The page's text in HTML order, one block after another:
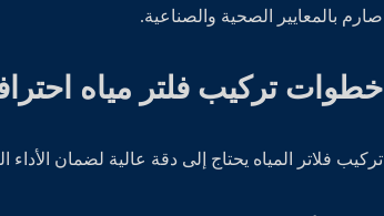
صارم بالمعايير الصحية والصناعية.
خطوات تركيب فلتر مياه
تركيب فلاتر المياه يحتاج إلى دقة عالية لضمان